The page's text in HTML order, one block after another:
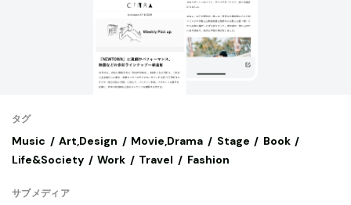
タグ
Music Art,Design Movie,Drama Stage
Book
Life&Society
Work Travel Fashion
サブメディア